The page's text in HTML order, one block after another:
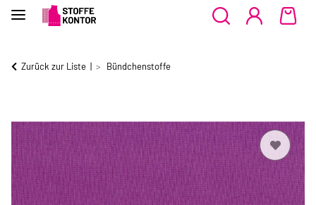
Zurück zur Liste Bündchenstoffe